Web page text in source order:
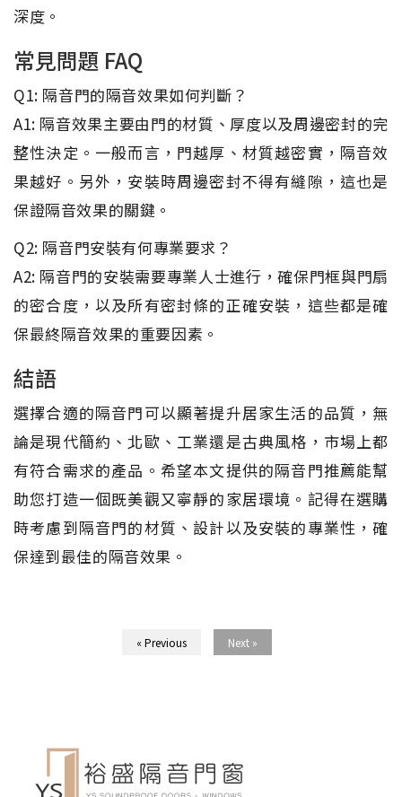
深度。
常見問題 FAQ
Q1: 隔音門的隔音效果如何判斷？
A1: 隔音效果主要由門的材質、厚度以及周邊密封的完
整性決定。一般而言，門越厚、材質越密實，隔音效
果越好。另外，安裝時周邊密封不得有縫隙，這也是
保證隔音效果的關鍵。
Q2: 隔音門安裝有何專業要求？
A2: 隔音門的安裝需要專業人士進行，確保門框與門扇
的密合度，以及所有密封條的正確安裝，這些都是確
保最終隔音效果的重要因素。
結語
選擇合適的隔音門可以顯著提升居家生活的品質，無
論是現代簡約、北歐、工業還是古典風格，市場上都
有符合需求的產品。希望本文提供的隔音門推薦能幫
助您打造一個既美觀又寧靜的家居環境。記得在選購
時考慮到隔音門的材質、設計以及安裝的專業性，確
保達到最佳的隔音效果。
« Previous Next »